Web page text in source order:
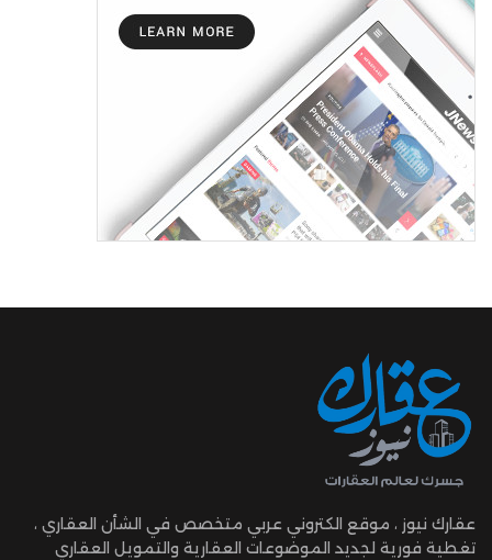
عقارك نيوز ، موقع الكتروني عربي متخصص في الشأن العقاري ،
تغطية فورية لجديد الموضوعات العقارية والتمويل العقاري